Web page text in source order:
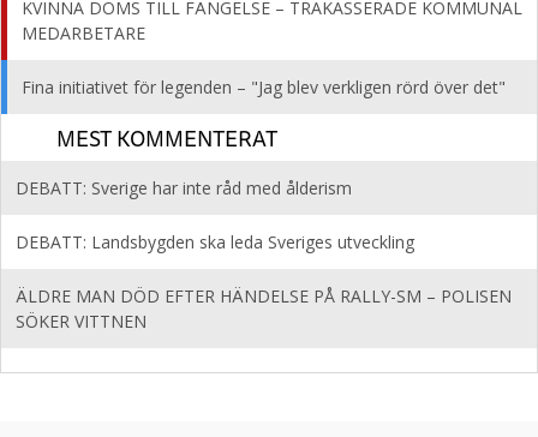
KVINNA DÖMS TILL FÄNGELSE – TRAKASSERADE KOMMUNAL
MEDARBETARE
Fina initiativet för legenden – "Jag blev verkligen rörd över det"
MEST KOMMENTERAT
DEBATT: Sverige har inte råd med ålderism
DEBATT: Landsbygden ska leda Sveriges utveckling
ÄLDRE MAN DÖD EFTER HÄNDELSE PÅ RALLY-SM – POLISEN
SÖKER VITTNEN